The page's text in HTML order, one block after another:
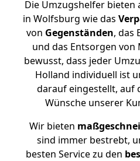
Die Umzugshelfer bieten
in Wolfsburg wie das
von Gegenständen, das
und das Entsorgen von
bewusst, dass jeder
Holland individuell ist
darauf eingestellt, auf
Wünsche unserer
Wir bieten
sind immer bestrebt,
besten Service zu den